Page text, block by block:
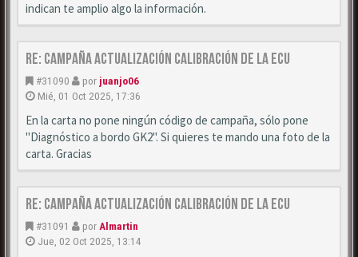
indican te amplio algo la información.
Re: Campaña actualización calibración de la ECU
#31090 por juanjo06
Mié, 01 Oct 2025, 17:36
En la carta no pone ningún código de campaña, sólo pone
"Diagnóstico a bordo GK2". Si quieres te mando una foto de la
carta. Gracias
Re: Campaña actualización calibración de la ECU
#31091 por Almartin
Jue, 02 Oct 2025, 13:14